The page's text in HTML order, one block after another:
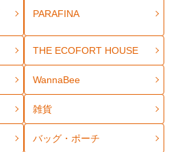
PARAFINA
THE ECOFORT HOUSE
WannaBee
雑貨
バッグ・ポーチ